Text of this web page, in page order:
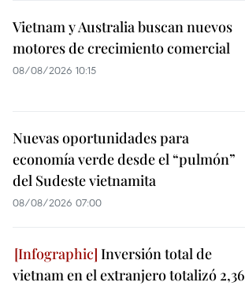
Vietnam y Australia buscan nuevos
motores de crecimiento comercial
08/08/2026 10:15
Nuevas oportunidades para
economía verde desde el “pulmón”
del Sudeste vietnamita
08/08/2026 07:00
Inversión total de
vietnam en el extranjero totalizó 2,36